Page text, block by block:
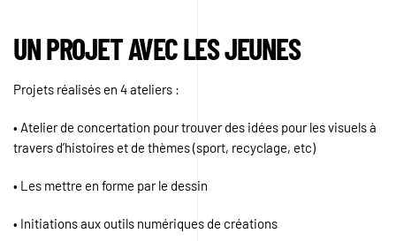
UN PROJET AVEC LES JEUNES
Projets réalisés en 4 ateliers :
• Atelier de concertation pour trouver des idées pour les visuels à
travers d’histoires et de thèmes (sport, recyclage, etc)
• Les mettre en forme par le dessin
• Initiations aux outils numériques de créations